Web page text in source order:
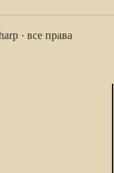
· все права